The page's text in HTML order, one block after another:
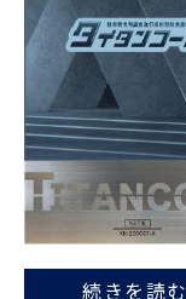
続きを読む